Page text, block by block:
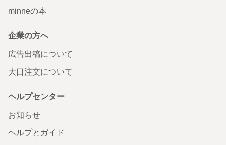
minneの本
企業の方へ
広告出稿について
大口注文について
ヘルプセンター
お知らせ
ヘルプとガイド